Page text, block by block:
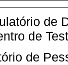
de
de
de